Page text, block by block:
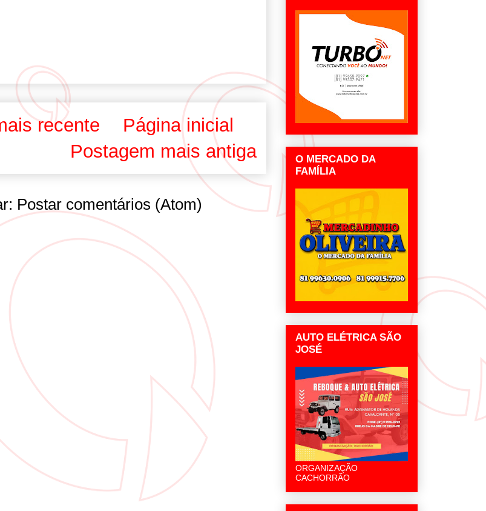
recente
Postagem mais antiga
Página inicial
Postar comentários (Atom)
O MERCADO DA
FAMÍLIA
AUTO ELÉTRICA SÃO
JOSÉ
ORGANIZAÇÃO
CACHORRÃO